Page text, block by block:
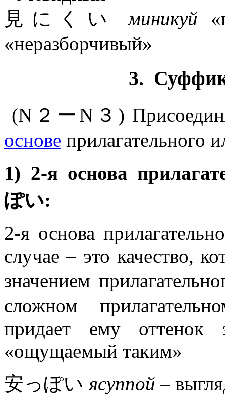
見にくいминикуй
«неразборчивый»
3.
(N２ーN３)
основе прилагательного
1) 2-я основа
ぽい:
2-я основа
случае – это качество,
значением
сложном
придает ему оттенок
«ощущаемый таким»
安っぽい ясуппой –